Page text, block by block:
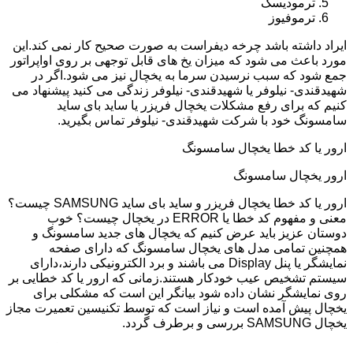
ترمودیسک
ترموفیوز
ایراد داشته باشد چرخه دیفراست به صورت صحیح کار نمی کند.این
مورد باعث می شود که میزان یخ های قابل توجهی بر روی اواپراتور
جمع شود که سبب نرسیدن سرما به یخچال نیز می شود.اگر در
شهیدقندی- نیلوفر یا شهیدقندی- نیلوفر زندگی می کنید پیشنهاد می
کنیم که برای رفع مشکلات یخچال فریزر یا ساید بای ساید
سامسونگ خود با شرکت شهیدقندی- نیلوفر تماس بگیرید.
ارور یا کد خطا یخچال سامسونگ
ارور یخچال سامسونگ
ارور یا کد خطا یخچال فریزر و ساید بای ساید SAMSUNG چیست؟
معنی و مفهوم کد خطا یا ERROR در یخچال چیست؟ خوب
دوستان عزیز باید عرض کنیم که یخچال های جدید سامسونگ و
همچنین تمامی مدل های یخچال سامسونگ که دارای صفحه
نمایشگر یا پنل Display می باشند و برد الکترونیکی دارند،دارای
سیستم تشخیص عیب خودکار هستند.زمانی که ارور یا کد خطایی بر
روی نمایشگر نشان داده شود بیانگر این است که مشکلی برای
یخچال پیش آمده است و نیاز است که توسط تکنیسین تعمیرت مجاز
یخچال SAMSUNG بررسی و برطرف گردد.